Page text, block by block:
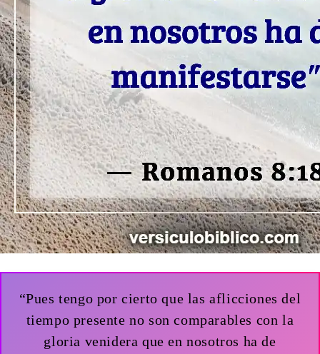
“Pues tengo por cierto que las aflicciones del
tiempo presente no son comparables con la
gloria venidera que en nosotros ha de